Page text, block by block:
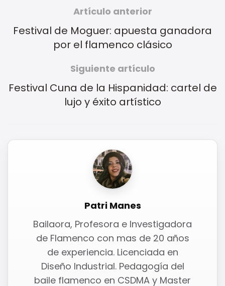
Artículo anterior
Festival de Moguer: apuesta ganadora
por el flamenco clásico
Siguiente artículo
Festival Cuna de la Hispanidad: cartel de
lujo y éxito artístico
Patri Manes
Bailaora, Profesora e Investigadora
de Flamenco con mas de 20 años
de experiencia. Licenciada en
Diseño Industrial. Pedagogía del
baile flamenco en CSDMA y Master